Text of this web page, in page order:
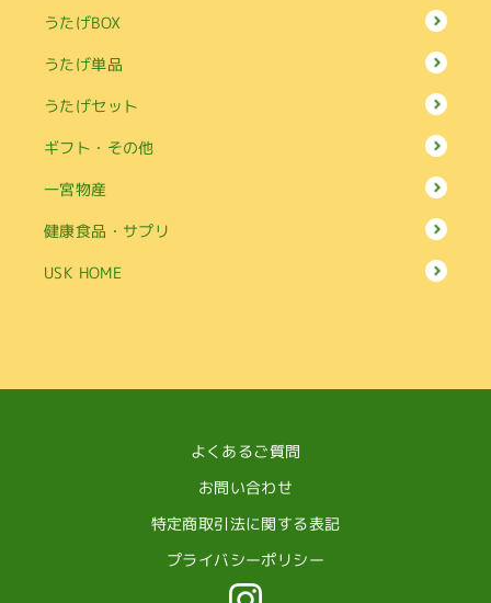
うたげBOX
うたげ単品
うたげセット
ギフト・その他
一宮物産
健康食品・サプリ
USK HOME
よくあるご質問
お問い合わせ
特定商取引法に関する表記
プライバシーポリシー